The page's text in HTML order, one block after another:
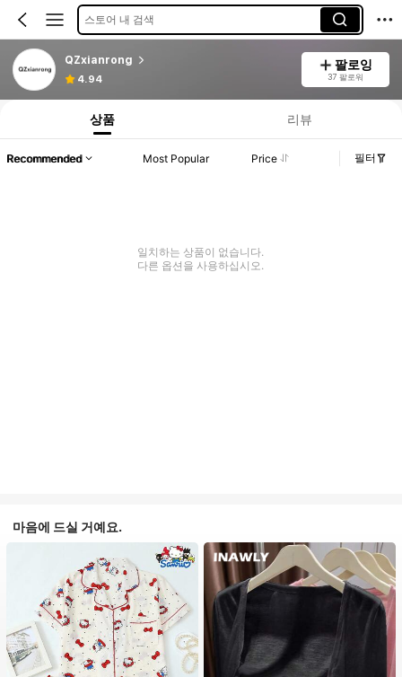
스토어 내 검색
QZxianrong
4.94
팔로잉
37 팔로워
상품 리뷰
Recommended Most Popular Price 필터
일치하는 상품이 없습니다.
다른 옵션을 사용하십시오.
마음에 드실 거예요.